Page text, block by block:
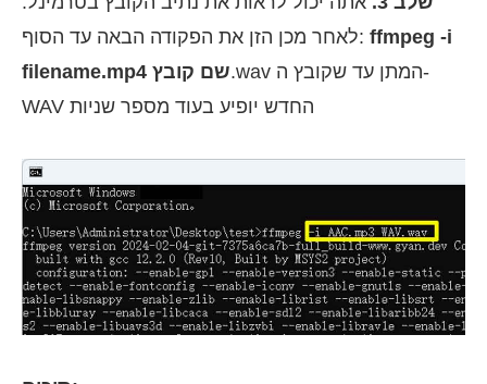
לאחר מכן הזן את הפקודה הבאה עד הסוף: ffmpeg -i
filename.mp4 שם קובץ.wav המתן עד שקובץ ה-
WAV החדש יופיע בעוד מספר שניות